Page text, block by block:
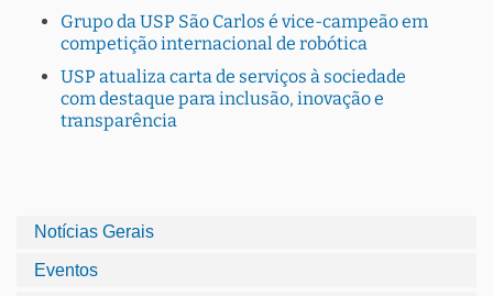
Grupo da USP São Carlos é vice-campeão em
competição internacional de robótica
USP atualiza carta de serviços à sociedade
com destaque para inclusão, inovação e
transparência
Notícias Gerais
Eventos